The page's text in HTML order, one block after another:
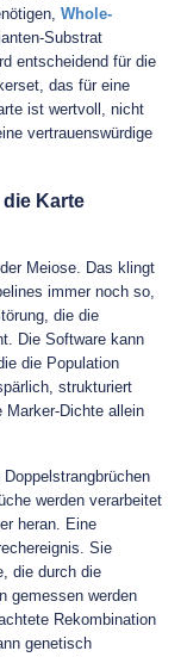
Whole-
Substrat
entscheidend für die
das für eine
ist wertvoll, nicht
vertrauenswürdige
Karte
Meiose. Das klingt
immer noch so,
die die
Die Software kann
die Population
strukturiert
Marker-Dichte allein
werden verarbeitet
heran. Eine
Sie
die durch die
gemessen werden
Rekombination
genetisch